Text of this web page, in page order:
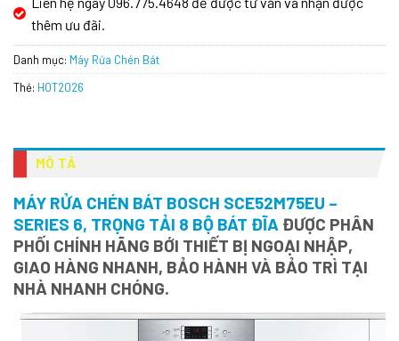
thêm ưu đãi.
Danh mục: Máy Rửa Chén Bát
Thẻ: HOT2026
MÔ TẢ
MÁY RỬA CHÉN BÁT BOSCH SCE52M75EU –
SERIES 6, TRỌNG TẢI 8 BỘ BÁT ĐĨA ĐƯỢC PHÂN
PHỐI CHÍNH HÃNG BỚI THIẾT BỊ NGOẠI NHẬP,
GIAO HÀNG NHANH, BẢO HÀNH VÀ BẢO TRÌ TẠI
NHÀ NHANH CHÓNG.